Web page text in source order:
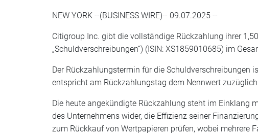
NEW YORK --(BUSINESS WIRE)-- 09.07.2025 --
Citigroup Inc. gibt die vollständige Rückzahlung ihrer
„Schuldverschreibungen“) (ISIN: XS1859010685) im
Der Rückzahlungstermin für die Schuldverschreibungen
entspricht am Rückzahlungstag dem Nennwert
Die heute angekündigte Rückzahlung steht im Einklang
des Unternehmens wider, die Effizienz seiner
zum Rückkauf von Wertpapieren prüfen, wobei mehrere